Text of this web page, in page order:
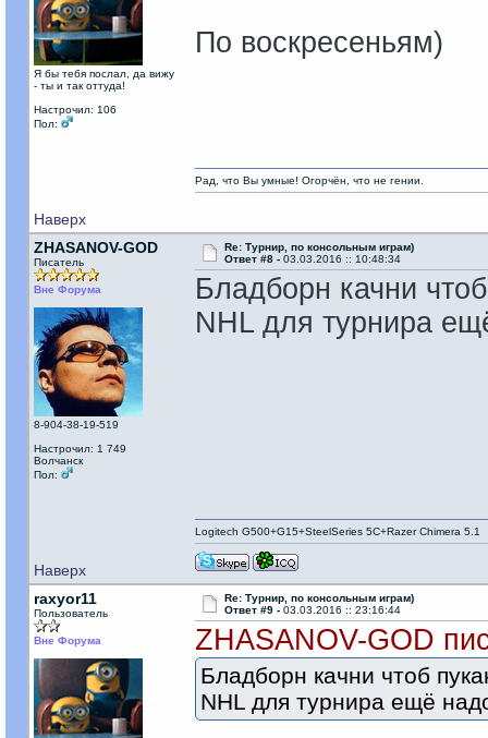
Я бы тебя послал, да вижу
- ты и так оттуда!
Настрочил: 106
Пол:
По воскресеньям)
Наверх
Рад, что Вы умные! Огорчён, что не гении.
ZHASANOV-GOD
Писатель
Вне Форума
8-904-38-19-519
Настрочил: 1 749
Волчанск
Пол:
Re: Турнир, по консольным играм)
Ответ #8 - 03.03.2016 :: 10:48:34
Бладборн качни
NHL для турнира
Наверх
Logitech G500+G15+SteelSeries 5C+Razer Chimera 5.1
raxyor11
Пользователь
Вне Форума
Re: Турнир, по консольным играм)
Ответ #9 - 03.03.2016 :: 23:16:44
ZHASANOV-GOD
Бладборн качни чтоб
NHL для турнира ещё